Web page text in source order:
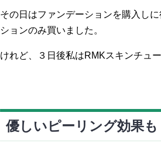
その日はファンデーションを購入し
ションのみ買いました。
けれど、３日後私はRMKスキンチュ
優しいピーリング効果